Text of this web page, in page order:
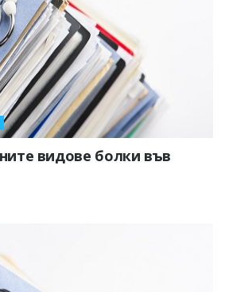
видове болки във